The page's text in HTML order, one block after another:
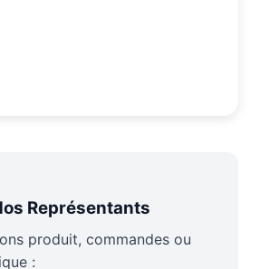
Représentants
produit, commandes ou
: